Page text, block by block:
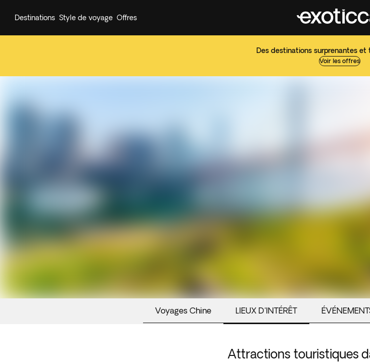
Des destinations surprenantes et
Voir les offres
Destinations Style de voyage Offres
Voyages Chine LIEUX D'INTÉRÊT
Attractions touristiques